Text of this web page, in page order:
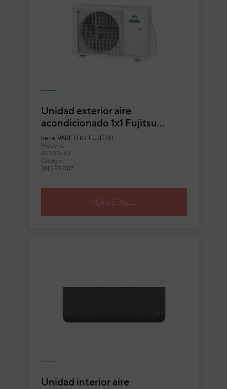
Unidad exterior aire
acondicionado 1x1 Fujitsu
ASY40-KJ split pared Inverter
Serie PARED KJ FUJITSU
Modelo:
ASY40-KJ
Código:
3NGF97417
VER DETALLE
Unidad interior aire